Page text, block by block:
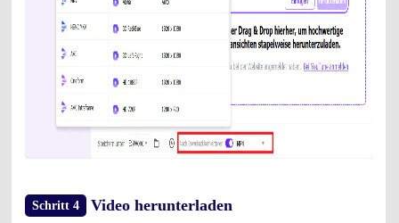
Schritt 4 Video herunterladen